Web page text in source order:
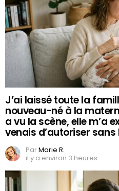
J’ai laissé toute la
nouveau-né à la
a vu la scène, elle m’a
venais d’autoriser sans
ParMarie R.
il y a environ 3 heures